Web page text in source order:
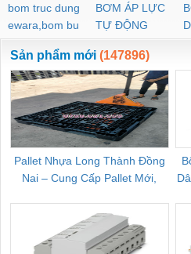
bom truc dung
ewara,bom bu
ewara
BƠM ÁP LỰC
TỰ ĐỘNG
Sản phẩm mới (147896)
Pallet Nhựa Long Thành Đồng
Nai – Cung Cấp Pallet Mới,